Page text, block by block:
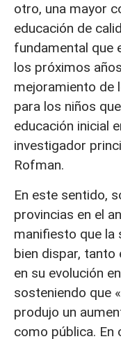
otro, una mayor
educación de
fundamental que
los próximos
mejoramiento de
para los niños
educación inicial
investigador
Rofman.
En este sentido,
provincias en el
manifiesto que la
bien dispar, tanto
en su evolución
sosteniendo que
produjo un
como pública. En